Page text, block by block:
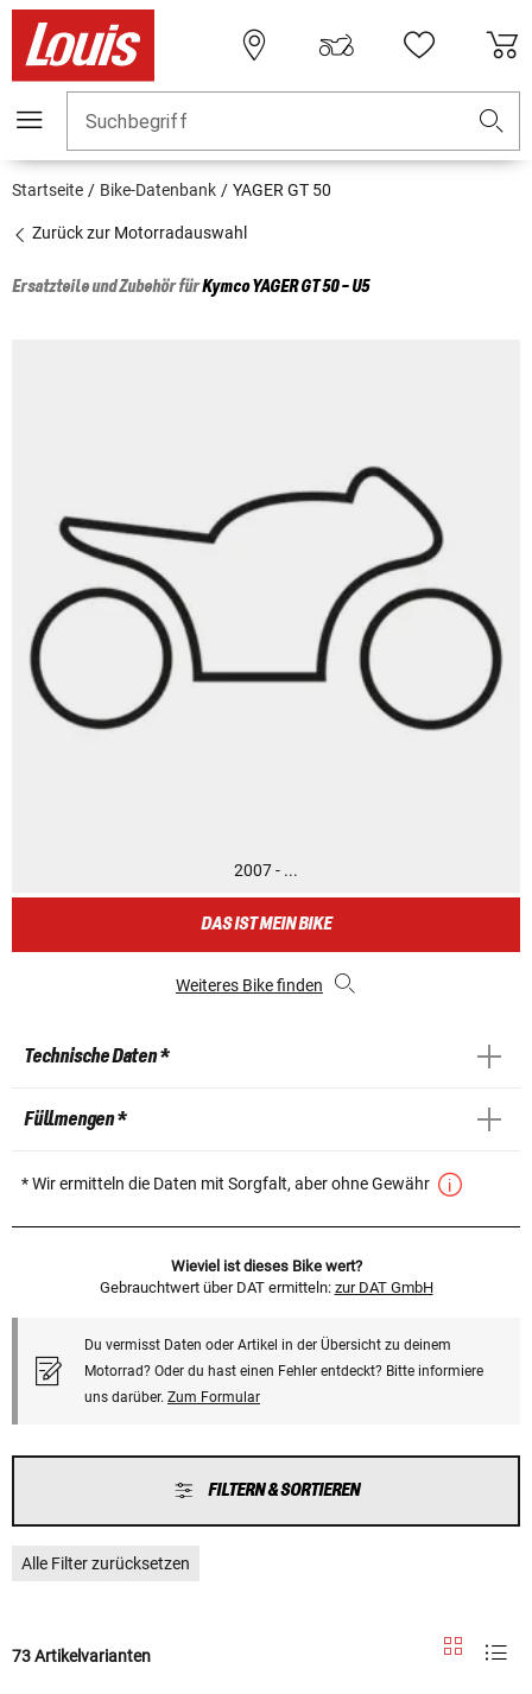
Suchbegriff
Startseite Bike-Datenbank YAGER GT 50
Zurück zur Motorradauswahl
Ersatzteile und Zubehör fürKymcoYAGER GT 50 - U5
2007 - ...
DAS IST MEIN BIKE
Weiteres Bike finden
Technische Daten *
Füllmengen *
* Wir ermitteln die Daten mit Sorgfalt, aber ohne Gewähr
Wieviel ist dieses Bike wert?
Gebrauchtwert über DAT ermitteln: zur DAT GmbH
Du vermisst Daten oder Artikel in der Übersicht zu deinem
Motorrad? Oder du hast einen Fehler entdeckt? Bitte informiere
uns darüber. Zum Formular
FILTERN & SORTIEREN
Alle Filter zurücksetzen
73 Artikelvarianten